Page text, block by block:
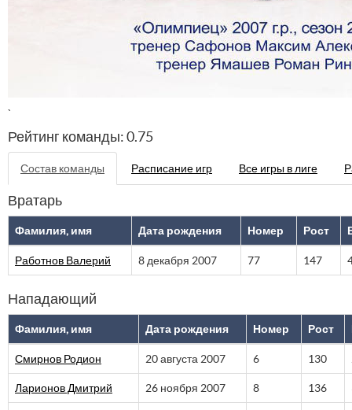
`
Рейтинг команды: 0.75
Состав команды Расписание игр Все игры в лиге
Вратарь
Фамилия, имя Дата рождения Номер Рост
Работнов Валерий 8 декабря 2007 77 147
Нападающий
Фамилия, имя Дата рождения Номер Рост
Смирнов Родион 20 августа 2007 6 130
Ларионов Дмитрий 26 ноября 2007 8 136